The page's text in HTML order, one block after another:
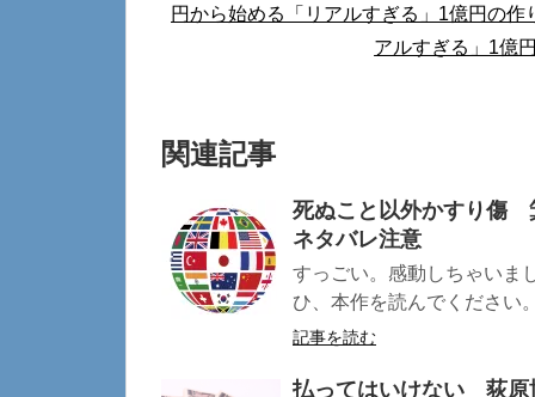
円から始める「リアルすぎる」1億円の作
アルすぎる」1億
関連記事
死ぬこと以外かすり傷
ネタバレ注意
すっごい。感動しちゃいま
ひ、本作を読んでください
記事を読む
払ってはいけない 荻